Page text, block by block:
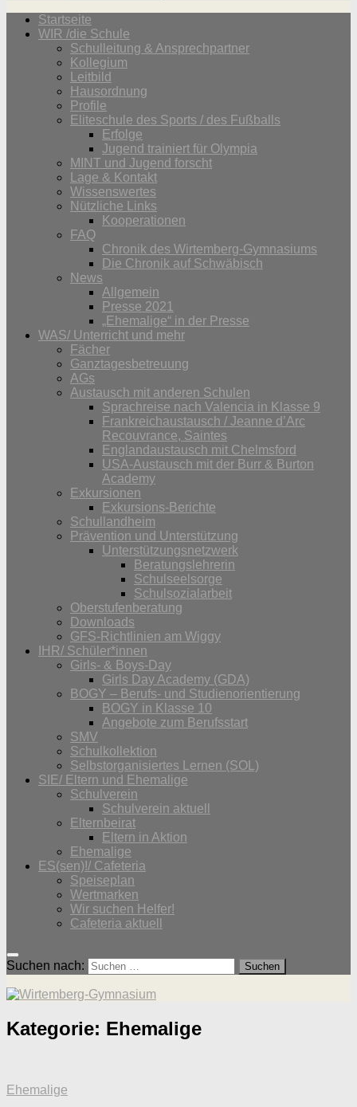
Startseite
WIR /die Schule
Schulleitung & Ansprechpartner
Kollegium
Leitbild
Hausordnung
Profile
Eliteschule des Sports / des Fußballs
Erfolge
Jugend trainiert für Olympia
MINT und Jugend forscht
Lage & Kontakt
Wissenswertes
Nützliche Links
Kooperationen
FAQ
Chronik des Wirtemberg-Gymnasiums
Die Chronik auf Schwäbisch
News
Allgemein
Presse 2021
„Ehemalige“ in der Presse
WAS/ Unterricht und mehr
Fächer
Ganztagesbetreuung
AGs
Austausch mit anderen Schulen
Sprachreise nach Valencia in Klasse 9
Frankreichaustausch / Jeanne d’Arc
Recouvrance, Saintes
Englandaustausch mit Chelmsford
USA-Austausch mit der Burr & Burton
Academy
Exkursionen
Exkursions-Berichte
Schullandheim
Prävention und Unterstützung
Unterstützungsnetzwerk
Beratungslehrerin
Schulseelsorge
Schulsozialarbeit
Oberstufenberatung
Downloads
GFS-Richtlinien am Wiggy
IHR/ Schüler*innen
Girls- & Boys-Day
Girls Day Academy (GDA)
BOGY – Berufs- und Studienorientierung
BOGY in Klasse 10
Angebote zum Berufsstart
SMV
Schulkollektion
Selbstorganisiertes Lernen (SOL)
SIE/ Eltern und Ehemalige
Schulverein
Schulverein aktuell
Elternbeirat
Eltern in Aktion
Ehemalige
ES(sen)!/ Cafeteria
Speiseplan
Wertmarken
Wir suchen Helfer!
Cafeteria aktuell
Suchen nach:
Kategorie: Ehemalige
Ehemalige